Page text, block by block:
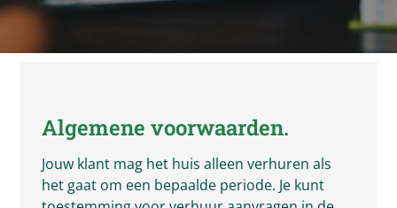
Algemene voorwaarden.
Jouw klant mag het huis alleen verhuren als
het gaat om een bepaalde periode. Je kunt